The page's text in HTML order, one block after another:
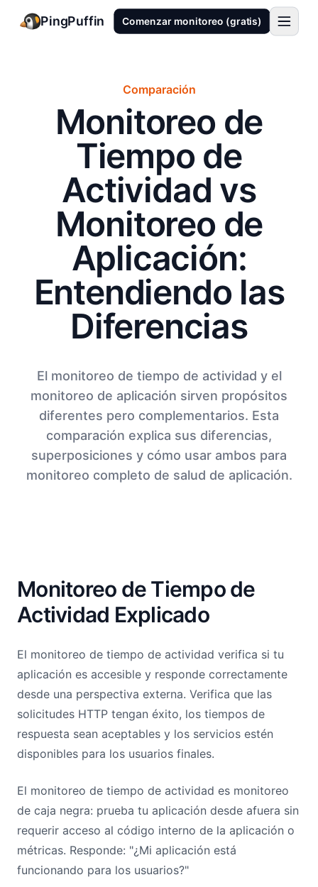
PingPuffin Comenzar monitoreo (gratis)
Comparación
Monitoreo de
Tiempo de
Actividad vs
Monitoreo de
Aplicación:
Entendiendo las
Diferencias
El monitoreo de tiempo de actividad y el
monitoreo de aplicación sirven propósitos
diferentes pero complementarios. Esta
comparación explica sus diferencias,
superposiciones y cómo usar ambos para
monitoreo completo de salud de aplicación.
Monitoreo de Tiempo de
Actividad Explicado
El monitoreo de tiempo de actividad verifica si tu
aplicación es accesible y responde correctamente
desde una perspectiva externa. Verifica que las
solicitudes HTTP tengan éxito, los tiempos de
respuesta sean aceptables y los servicios estén
disponibles para los usuarios finales.
El monitoreo de tiempo de actividad es monitoreo
de caja negra: prueba tu aplicación desde afuera sin
requerir acceso al código interno de la aplicación o
métricas. Responde: "¿Mi aplicación está
funcionando para los usuarios?"